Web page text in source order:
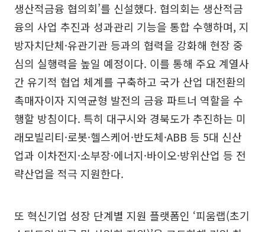
생산적금융 협의회’를 신설했다. 협의회는 생산적금
융의 사업 추진과 성과관리 기능을 통합 수행하며, 지
방자치단체·유관기관 등과의 협력을 강화해 현장 중
심의 실행력을 높일 예정이다. 이를 통해 주요 계열사
간 유기적 협업 체계를 구축하고 국가 산업 대전환의
촉매자이자 지역균형 발전의 금융 파트너 역할을 수
행할 방침이다. 특히 대구시와 경북도가 추진하는 미
래모빌리티·로봇·헬스케어·반도체·ABB 등 5대 신산
업과 이차전지·소부장·에너지·바이오·방위산업 등 전
략산업을 적극 지원한다.
또 혁신기업 성장 단계별 지원 플랫폼인 ‘피움랩(초기